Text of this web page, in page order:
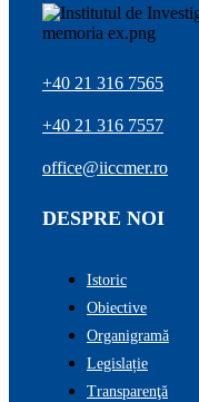
+40 21 316 7565
+40 21 316 7557
office@iiccmer.ro
DESPRE NOI
Istoric
Obiective
Organigramă
Legislație
Transparenţă